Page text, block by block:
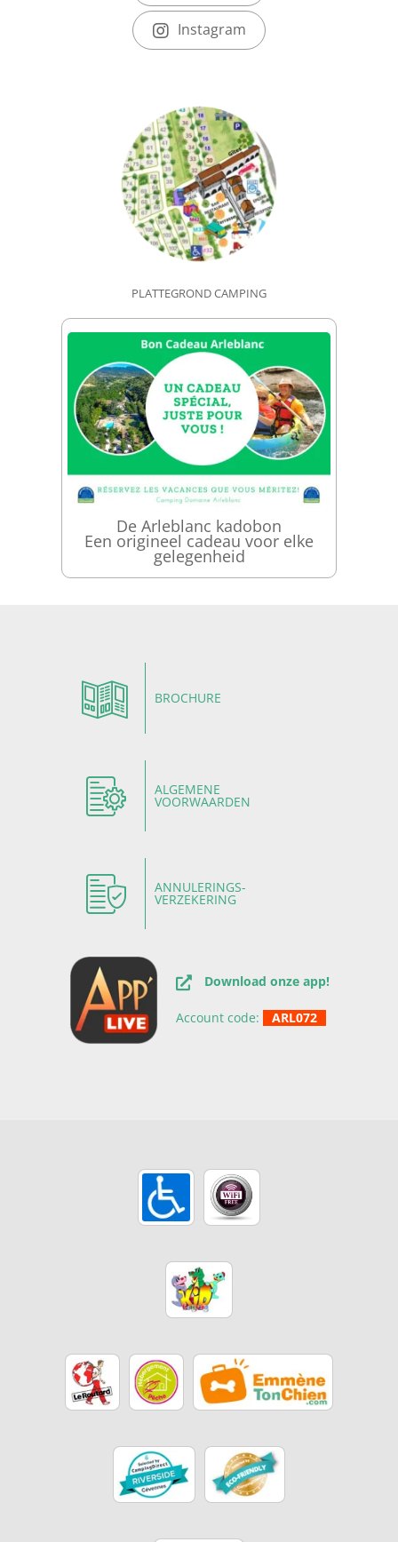
Instagram
PLATTEGROND CAMPING
De Arleblanc kadobon
Een origineel cadeau voor elke
gelegenheid
BROCHURE
ALGEMENE
VOORWAARDEN
ANNULERINGS-
VERZEKERING
Download onze app!
Account code: ARL072